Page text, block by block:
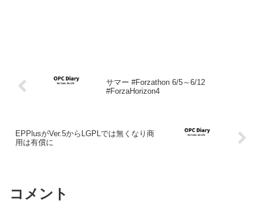
サマー #Forzathon 6/5～6/12
#ForzaHorizon4
EPPlusがVer.5からLGPLでは無くなり商
用は有償に
コメント